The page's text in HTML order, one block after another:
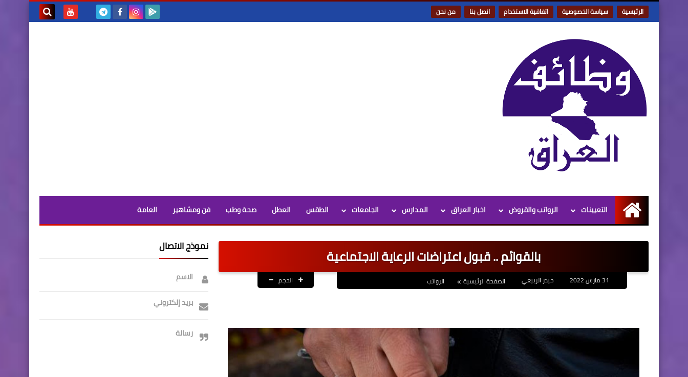
الرئيسية سياسة الخصوصية اتفاقية الاستخدام اتصل بنا من نحن
الرئيسية
التعيينات الرواتب والقروض اخبار العراق المدارس الجامعات الطقس العطل صحة وطب فن ومشاهير العامة
بالقوائم .. قبول اعتراضات الرعاية الاجتماعية
حيدر الربيعي الصفحة الرئيسية الرواتب الحجم
نموذج الاتصال
الاسم
بريد إلكتروني
رسالة